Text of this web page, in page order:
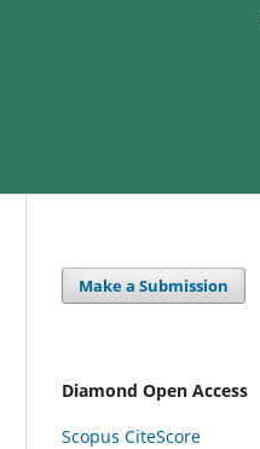
Make a Submission
Diamond Open Access
Scopus CiteScore